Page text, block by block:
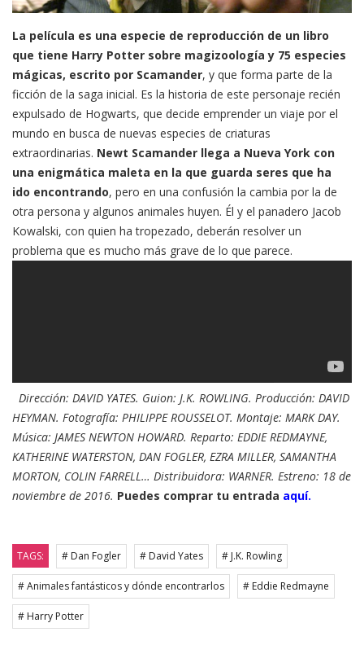
La película es una especie de reproducción de un libro
que tiene Harry Potter sobre magizoología y 75 especies
mágicas, escrito por Scamander, y que forma parte de la
ficción de la saga inicial. Es la historia de este personaje recién
expulsado de Hogwarts, que decide emprender un viaje por el
mundo en busca de nuevas especies de criaturas
extraordinarias. Newt Scamander llega a Nueva York con
una enigmática maleta en la que guarda seres que ha
ido encontrando, pero en una confusión la cambia por la de
otra persona y algunos animales huyen. Él y el panadero Jacob
Kowalski, con quien ha tropezado, deberán resolver un
problema que es mucho más grave de lo que parece.
Dirección: DAVID YATES. Guion: J.K. ROWLING. Producción: DAVID
HEYMAN. Fotografía: PHILIPPE ROUSSELOT. Montaje: MARK DAY.
Música: JAMES NEWTON HOWARD. Reparto: EDDIE REDMAYNE,
KATHERINE WATERSTON, DAN FOGLER, EZRA MILLER, SAMANTHA
MORTON, COLIN FARRELL… Distribuidora: WARNER. Estreno: 18 de
noviembre de 2016. Puedes comprar tu entrada aquí.
TAGS: # Dan Fogler # David Yates # J.K. Rowling
# Animales fantásticos y dónde encontrarlos # Eddie Redmayne
# Harry Potter